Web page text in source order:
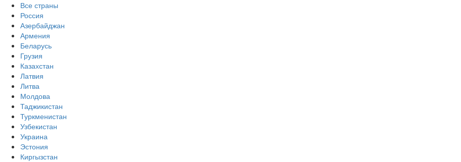
Все страны
Россия
Азербайджан
Армения
Беларусь
Грузия
Казахстан
Латвия
Литва
Молдова
Таджикистан
Туркменистан
Узбекистан
Украина
Эстония
Киргызстан